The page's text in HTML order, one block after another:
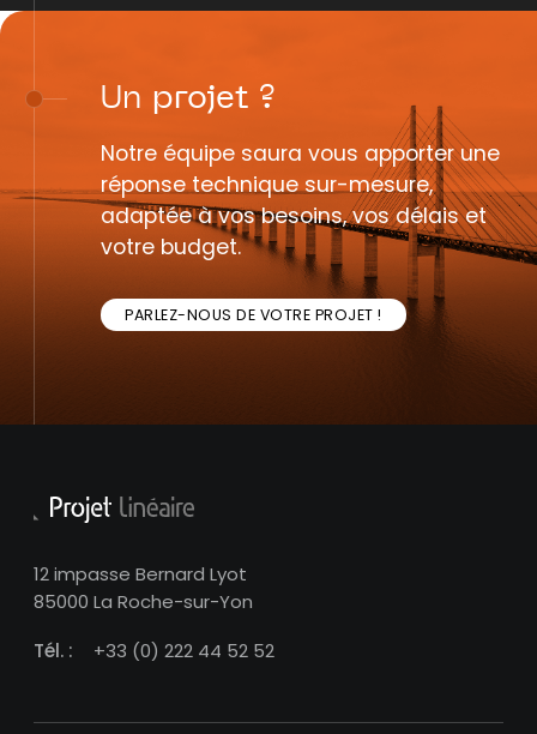
Un projet ?
Notre équipe saura vous apporter une
réponse technique sur-mesure,
adaptée à vos besoins, vos délais et
votre budget.
PARLEZ-NOUS DE VOTRE PROJET !
12 impasse Bernard Lyot
85000 La Roche-sur-Yon
Tél. :
+33 (0) 222 44 52 52